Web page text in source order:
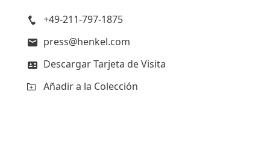
+49-211-797-1875
press@henkel.com
Descargar Tarjeta de Visita
Añadir a la Colección